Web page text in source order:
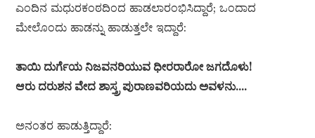
ಎಂದಿನ ಮಧುರಕಂಠದಿಂದ ಹಾಡಲಾರಂಭಿಸಿದ್ದಾರೆ; ಒಂದಾದ
ಮೇಲೊಂದು ಹಾಡನ್ನು ಹಾಡುತ್ತಲೇ ಇದ್ದಾರೆ:
ತಾಯಿ ದುರ್ಗೆಯ ನಿಜವನರಿಯುವ ಧೀರರಾರೋ ಜಗದೊಳು!
ಆರು ದರುಶನ ವೇದ ಶಾಸ್ತ್ರ ಪುರಾಣವರಿಯದು ಅವಳನು….
ಅನಂತರ ಹಾಡುತ್ತಿದ್ದಾರೆ: